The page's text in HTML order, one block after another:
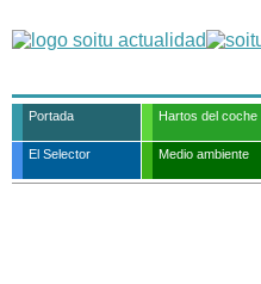
Portada Hartos del coche
El Selector Medio ambiente